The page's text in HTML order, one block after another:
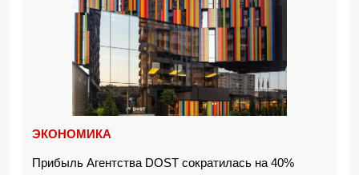
ЭКОНОМИКА
Прибыль Агентства DOST сократилась на 40%